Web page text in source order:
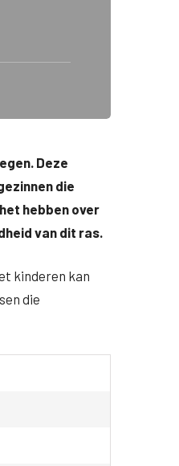
Deze
die
hebben over
van dit ras.
kinderen kan
die